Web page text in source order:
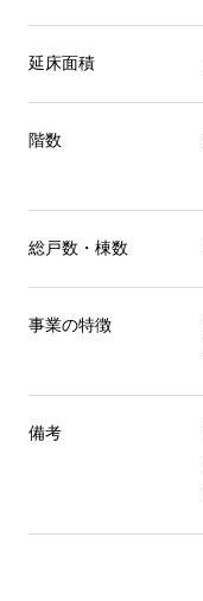
延床面積
階数
総戸数・棟数
事業の特徴
備考